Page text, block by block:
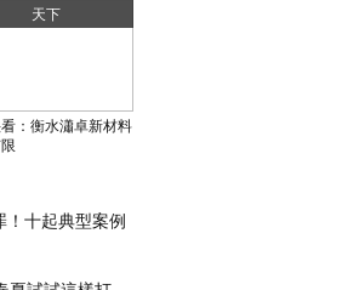
天下
：衡水瀟卓新材料
！十起典型案例